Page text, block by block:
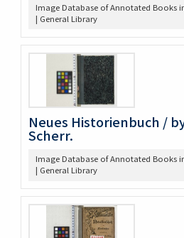
Image Database of Annotated Books
| General Library
Neues Historienbuch /
Scherr.
Image Database of Annotated Books
| General Library